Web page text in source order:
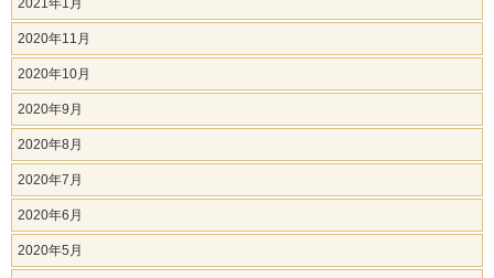
2021年1月
2020年11月
2020年10月
2020年9月
2020年8月
2020年7月
2020年6月
2020年5月